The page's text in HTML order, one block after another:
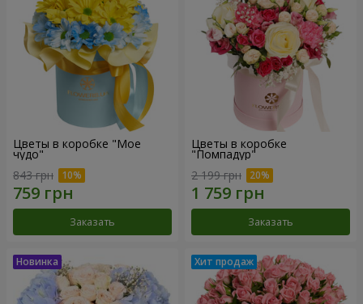
Цветы в коробке "Мое
чудо"
843 грн
Заказать
Цветы в коробке
"Помпадур"
2 199 грн
Заказать